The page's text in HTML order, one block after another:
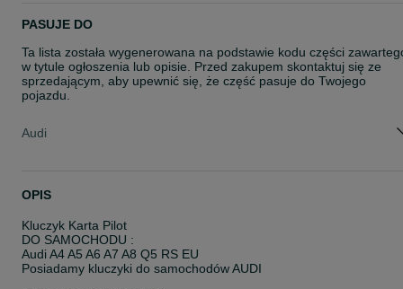
PASUJE DO
Ta lista została wygenerowana na podstawie kodu części
w tytule ogłoszenia lub opisie. Przed zakupem skontaktuj się ze
sprzedającym, aby upewnić się, że część pasuje do Twojego
pojazdu.
Audi
OPIS
Kluczyk Karta Pilot
DO SAMOCHODU :
Audi A4 A5 A6 A7 A8 Q5 RS EU
Posiadamy kluczyki do samochodów AUDI